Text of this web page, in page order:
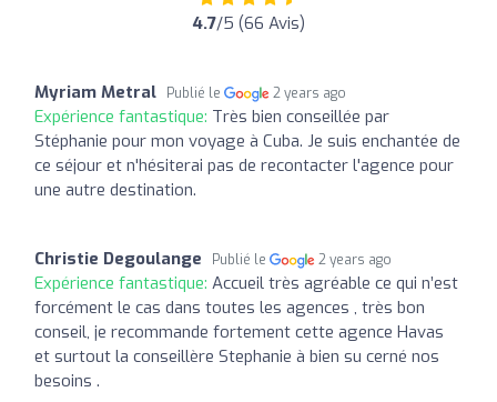
4.7/5 (66 Avis)
Myriam Metral Publié le 2 years ago
Expérience fantastique: Très bien conseillée par
Stéphanie pour mon voyage à Cuba. Je suis enchantée de
ce séjour et n'hésiterai pas de recontacter l'agence pour
une autre destination.
Christie Degoulange Publié le 2 years ago
Expérience fantastique: Accueil très agréable ce qui n’est
forcément le cas dans toutes les agences , très bon
conseil, je recommande fortement cette agence Havas
et surtout la conseillère Stephanie à bien su cerné nos
besoins .